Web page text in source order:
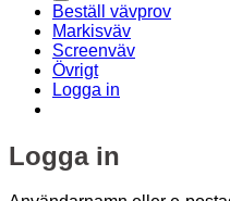
Beställ vävprov
Markisväv
Screenväv
Övrigt
Logga in
Logga in